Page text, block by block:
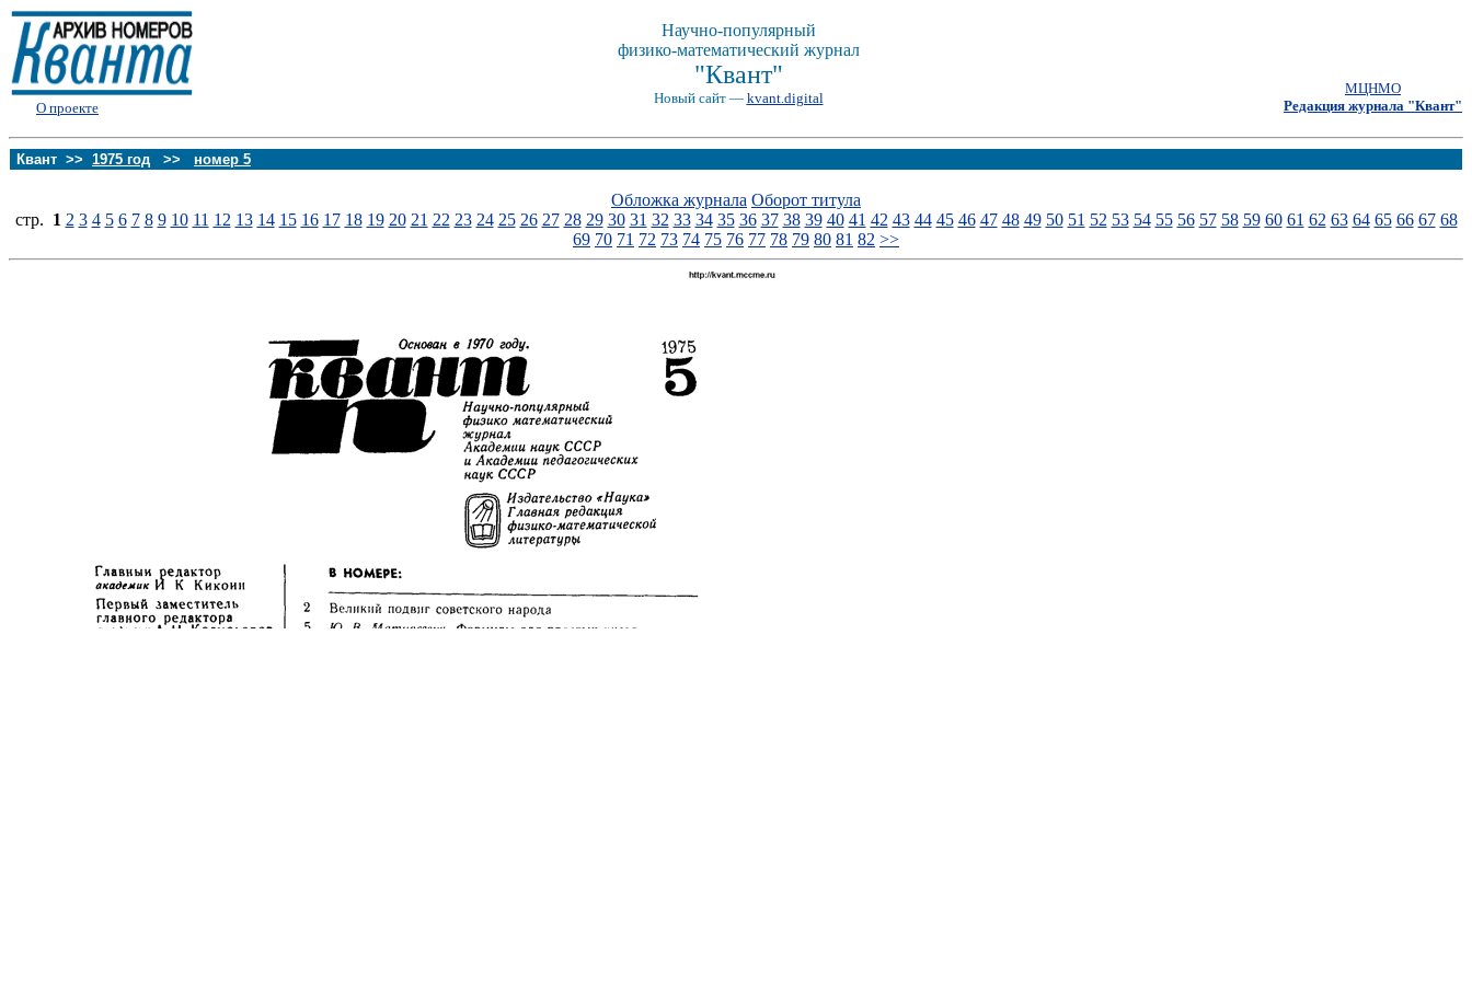
О проекте
Научно-популярный
физико-математический журнал
"Квант"
Новый сайт — kvant.digital
МЦНМО
Редакция журнала "Квант"
Квант >> 1975 год >> номер 5
Обложка журнала Оборот титула
стp. 1 2 3 4 5 6 7 8 9 10 11 12 13 14 15 16 17 18 19 20 21 22 23 24 25 26 27 28 29 30 31 32 33 34 35 36 37 38 39 40 41 42 43 44 45 46 47 48 49 50 51 52 53 54 55 56 57 58 59 60 61 62 63 64 65 66 67 68
69 70 71 72 73 74 75 76 77 78 79 80 81 82 >>